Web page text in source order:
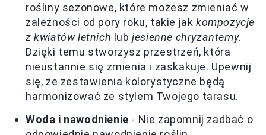
rośliny sezonowe, które możesz zmieniać w
zależności od pory roku, takie jakkompozycje
z kwiatów letnich lubjesienne chryzantemy.
Dzięki temu stworzysz przestrzeń, która
nieustannie się zmienia i zaskakuje. Upewnij
się, że zestawienia kolorystyczne będą
harmonizować ze stylem Twojego tarasu.
Woda i nawodnienie - Nie zapomnij zadbać o